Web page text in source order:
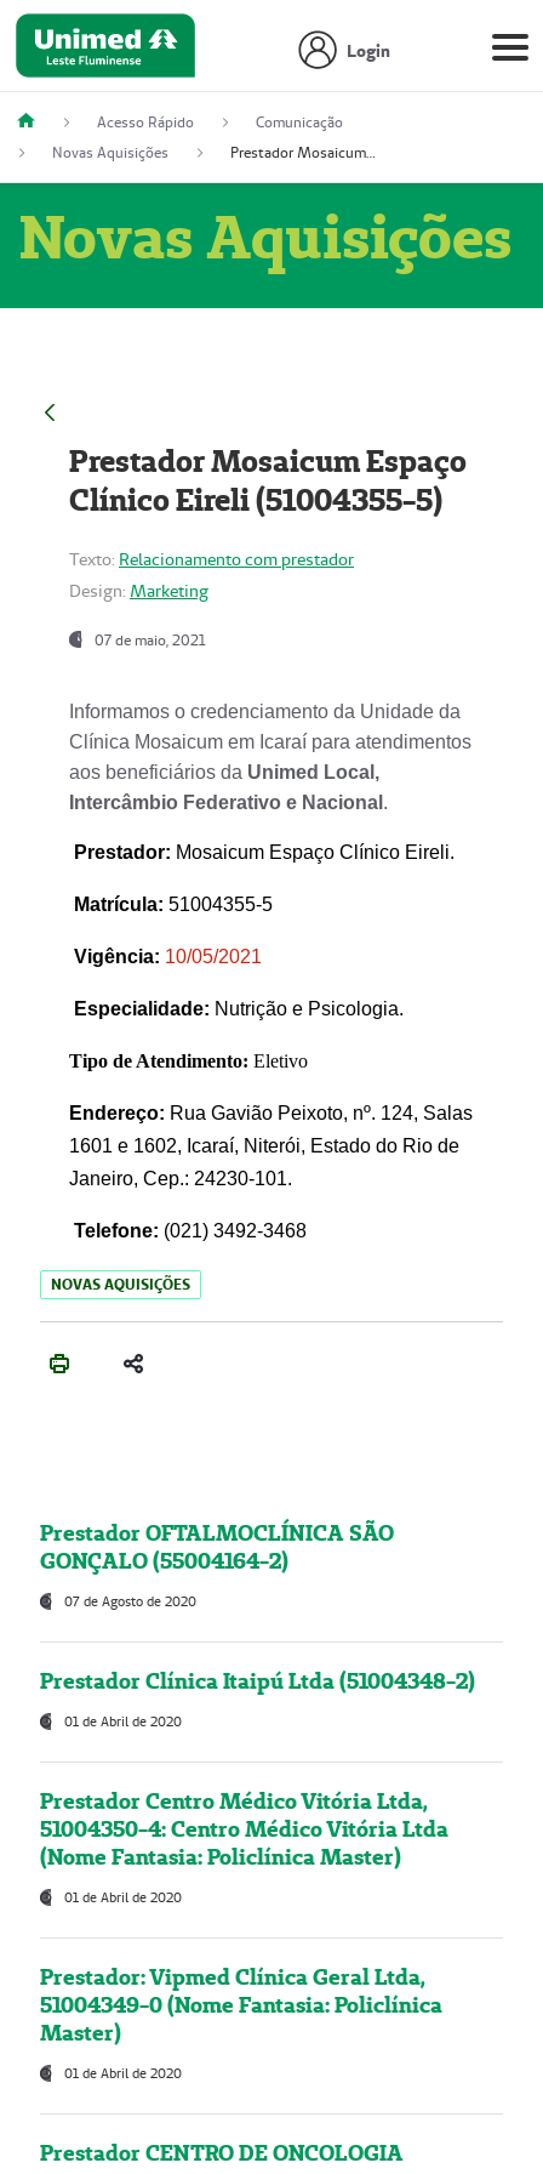
Login
Acesso Rápido
Comunicação
Novas Aquisições
Prestador Mosaicum Espaço Clínico Eireli (51004355-5)
Novas Aquisições
Prestador Mosaicum Espaço
Clínico Eireli (51004355-5)
Texto: Relacionamento com prestador
Design: Marketing
07 de maio, 2021
Informamos o credenciamento da Unidade da
Clínica Mosaicum em Icaraí para atendimentos
aos beneficiários da Unimed Local,
Intercâmbio Federativo e Nacional .
Prestador: Mosaicum Espaço Clínico Eireli.
Matrícula: 51004355-5
Vigência: 10/05/2021
Especialidade: Nutrição e Psicologia.
Tipo de Atendimento: Eletivo
Endereço: Rua Gavião Peixoto, nº. 124, Salas
1601 e 1602, Icaraí, Niterói, Estado do Rio de
Janeiro, Cep.: 24230-101.
Telefone: (021) 3492-3468
NOVAS AQUISIÇÕES
Prestador OFTALMOCLÍNICA SÃO
GONÇALO (55004164-2)
07 de Agosto de 2020
Prestador Clínica Itaipú Ltda (51004348-2)
01 de Abril de 2020
Prestador Centro Médico Vitória Ltda,
51004350-4: Centro Médico Vitória Ltda
(Nome Fantasia: Policlínica Master)
01 de Abril de 2020
Prestador: Vipmed Clínica Geral Ltda,
51004349-0 (Nome Fantasia: Policlínica
Master)
01 de Abril de 2020
Prestador CENTRO DE ONCOLOGIA